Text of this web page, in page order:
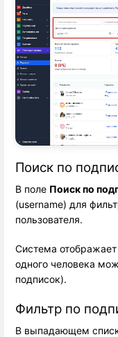
Поиск по
В поле Поиск по
(username) для
пользователя.
Система отображает
одного человека
подписок).
Фильтр по
В выпадающем